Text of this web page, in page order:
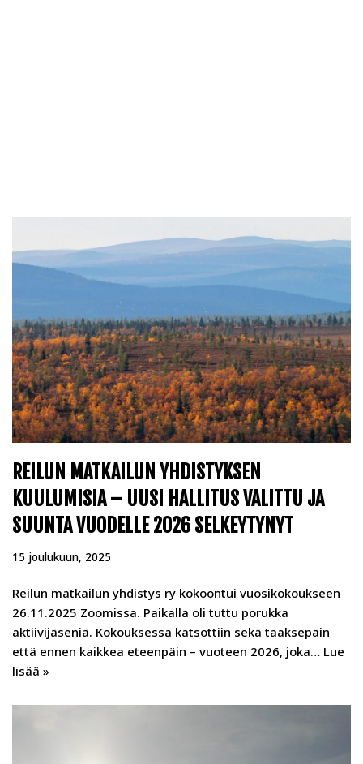
REILUN MATKAILUN YHDISTYKSEN
KUULUMISIA – UUSI HALLITUS VALITTU JA
SUUNTA VUODELLE 2026 SELKEYTYNYT
15 joulukuun, 2025
Reilun matkailun yhdistys ry kokoontui vuosikokoukseen
26.11.2025 Zoomissa. Paikalla oli tuttu porukka
aktiivijäseniä. Kokouksessa katsottiin sekä taaksepäin
että ennen kaikkea eteenpäin – vuoteen 2026, joka… Lue
lisää »